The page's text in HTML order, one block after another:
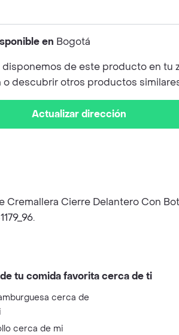
en Bogotá
de este producto en tu
o descubrir otros productos
Actualizar dirección
Cierre Delantero Con
tu comida favorita cerca de ti
cerca de
cerca de mi